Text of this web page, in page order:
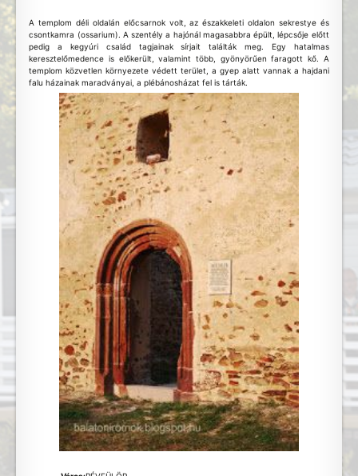
A templom déli oldalán előcsarnok volt, az északkeleti oldalon sekrestye és
csontkamra (ossarium). A szentély a hajónál magasabbra épült, lépcsője előtt
pedig a kegyúri család tagjainak sírjait találták meg. Egy hatalmas
keresztelőmedence is előkerült, valamint több, gyönyörűen faragott kő. A
templom közvetlen környezete védett terület, a gyep alatt vannak a hajdani
falu házainak maradványai, a plébánosházat fel is tárták.